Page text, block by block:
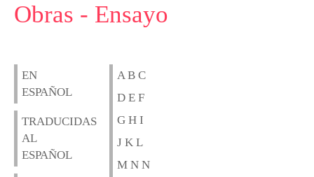
Obras - Ensayo
EN
ESPAÑOL
TRADUCIDAS
AL
ESPAÑOL
A B C
D E F
G H I
J K L
M N N